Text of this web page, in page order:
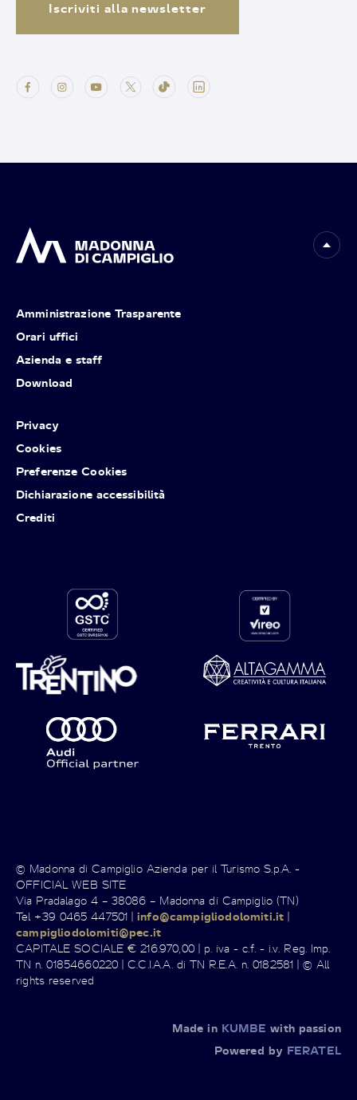
Iscriviti alla newsletter
Amministrazione Trasparente
Orari uffici
Azienda e staff
Download
Privacy
Cookies
Preferenze Cookies
Dichiarazione accessibilità
Crediti
© Madonna di Campiglio Azienda per il Turismo S.p.A. -
OFFICIAL WEB SITE
Via Pradalago 4 – 38086 – Madonna di Campiglio (TN)
Tel +39 0465 447501 |info@campigliodolomiti.it |
campigliodolomiti@pec.it
CAPITALE SOCIALE € 216.970,00 | p. iva - c.f. - i.v. Reg. Imp.
TN n. 01854660220 | C.C.I.A.A. di TN R.E.A. n. 0182581 | © All
rights reserved
Made in KUMBE with passion
Powered by FERATEL